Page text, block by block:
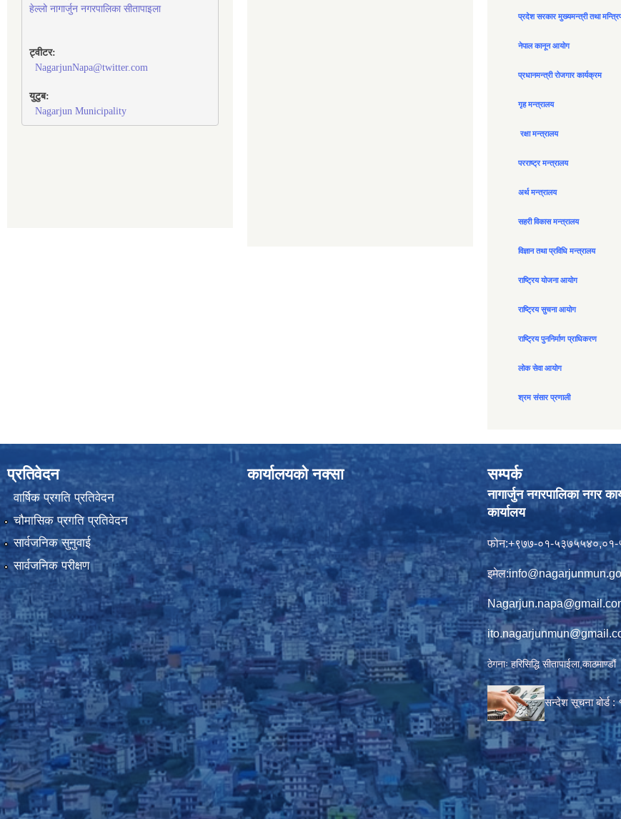
हेल्लो नागार्जुन नगरपालिका सीतापाइला
ट्वीटर:
NagarjunNapa@twitter.com
युटुब:
Nagarjun Municipality
प्रदेश सरकार मुख्यमन्त्री तथा
नेपाल कानून आयोग
प्रधानमन्त्री रोजगार कार्यक्रम
गृह मन्त्रालय
रक्षा मन्त्रालय
परराष्ट्र मन्त्रालय
अर्थ मन्त्रालय
सहरी विकास मन्त्रालय
विज्ञान तथा प्रविधि मन्त्रालय
राष्ट्रिय योजना आयोग
राष्ट्रिय सुचना आयोग
राष्ट्रिय पुननिर्माण प्राधिकरण
लोक सेवा आयोग
श्रम संसार प्रणाली
प्रतिवेदन
वार्षिक प्रगति प्रतिवेदन
चौमासिक प्रगति प्रतिवेदन
सार्वजनिक सुनुवाई
सार्वजनिक परीक्षण
कार्यालयको नक्सा सम्पर्क
नागार्जुन नगरपालिका नगर
कार्यालय
फोन:+९७७-०१-
इमेल:
ठेगनाः हरिसिद्धि सीतापाईला,काठमाण्डौं
सन्देश सूचना बोर्ड :